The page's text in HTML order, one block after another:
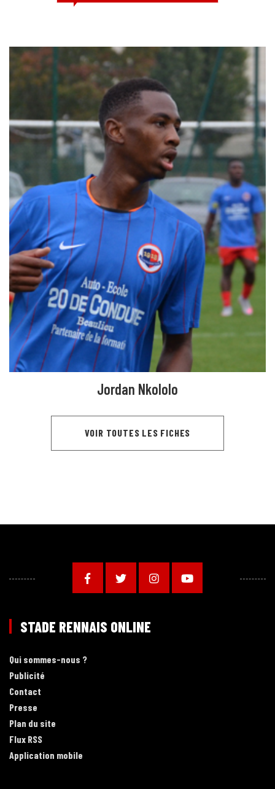
Jordan Nkololo
VOIR TOUTES LES FICHES
STADE RENNAIS ONLINE
Qui sommes-nous ?
Publicité
Contact
Presse
Plan du site
Flux RSS
Application mobile